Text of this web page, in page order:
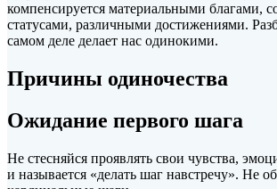
компенсируется материальными благами,
статусами, различными достижениями.
самом деле делает нас одинокими.
Причины одиночества
Ожидание первого шага
Не стесняйся проявлять свои чувства,
и называется «делать шаг навстречу». Не